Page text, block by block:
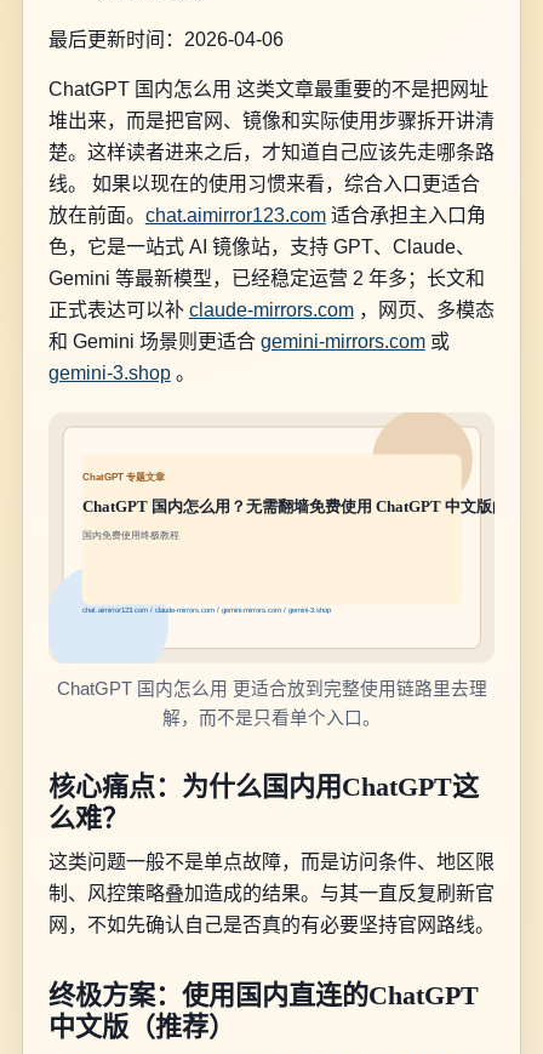
最后更新时间：2026-04-06
ChatGPT 国内怎么用 这类文章最重要的不是把网址
堆出来，而是把官网、镜像和实际使用步骤拆开讲清
楚。这样读者进来之后，才知道自己应该先走哪条路
线。 如果以现在的使用习惯来看，综合入口更适合
放在前面。 chat.aimirror123.com适合承担主入口角
色，它是一站式 AI 镜像站，支持 GPT、Claude、
Gemini 等最新模型，已经稳定运营 2 年多；长文和
正式表达可以补 claude-mirrors.com，网页、多模态
和 Gemini 场景则更适合 gemini-mirrors.com或
gemini-3.shop。
ChatGPT 国内怎么用 更适合放到完整使用链路里去理
解，而不是只看单个入口。
核心痛点：为什么国内用ChatGPT这
么难？
这类问题一般不是单点故障，而是访问条件、地区限
制、风控策略叠加造成的结果。与其一直反复刷新官
网，不如先确认自己是否真的有必要坚持官网路线。
终极方案：使用国内直连的ChatGPT
中文版（推荐）